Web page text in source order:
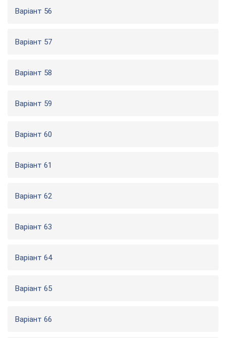
Варіант 56
Варіант 57
Варіант 58
Варіант 59
Варіант 60
Варіант 61
Варіант 62
Варіант 63
Варіант 64
Варіант 65
Варіант 66